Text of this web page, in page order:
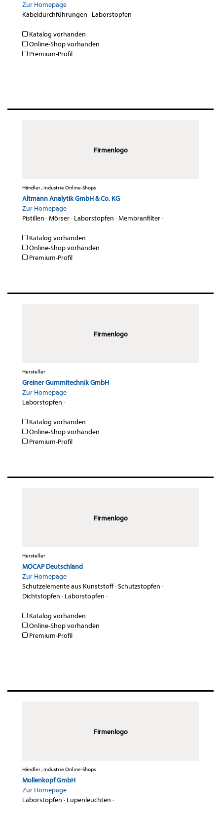
Zur Homepage
Kabeldurchführungen · Laborstopfen ·
Katalog vorhanden
Online-Shop vorhanden
Premium-Profil
Firmenlogo
Händler , Industrie Online-Shops
Altmann Analytik GmbH & Co. KG
Zur Homepage
Pistillen ·Mörser· Laborstopfen ·Membranfilter·
Katalog vorhanden
Online-Shop vorhanden
Premium-Profil
Firmenlogo
Hersteller
Greiner Gummitechnik GmbH
Zur Homepage
Laborstopfen ·
Katalog vorhanden
Online-Shop vorhanden
Premium-Profil
Firmenlogo
Hersteller
MOCAP Deutschland
Zur Homepage
Schutzelemente aus Kunststoff·Schutzstopfen ·
Dichtstopfen · Laborstopfen ·
Katalog vorhanden
Online-Shop vorhanden
Premium-Profil
Firmenlogo
Händler , Industrie Online-Shops
Mollenkopf GmbH
Zur Homepage
Laborstopfen · Lupenleuchten ·